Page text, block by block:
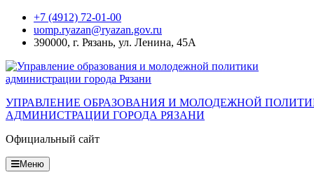
Перейти
содержанию
+7 (4912) 72-01-00
uomp.ryazan@ryazan.gov.ru
390000, г. Рязань, ул. Ленина, 45А
УПРАВЛЕНИЕ ОБРАЗОВАНИЯ И МОЛОДЕЖНОЙ
АДМИНИСТРАЦИИ ГОРОДА РЯЗАНИ
Официальный сайт
Меню